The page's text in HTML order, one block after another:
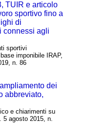
TUIR e articolo
sportivo fino a
di
connessi agli
sportivi
imponibile IRAP,
n. 86
dei
abbreviato,
e chiarimenti su
5 agosto 2015, n.